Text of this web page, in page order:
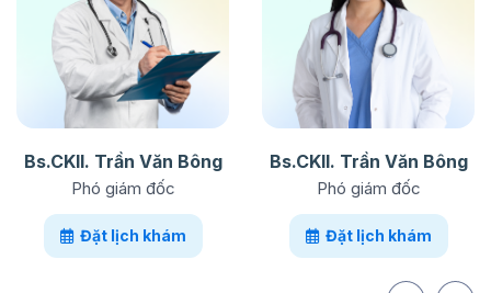
Bs.CKII. Trần Văn Bông
Phó giám đốc
Đặt lịch khám
Bs.CKII. Trần Văn Bông
Phó giám đốc
Đặt lịch khám